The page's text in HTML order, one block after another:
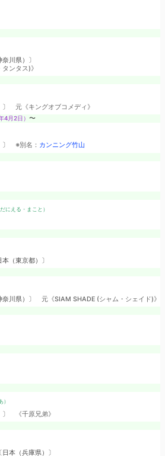
奈川県）〕
ンタス)》
〕 元《キングオブコメディ》
4月2日） 〜
〕 ※別名： カンニング竹山
にえる・まこと）
（東京都）〕
奈川県）〕 元《SIAM SHADE (シャム・シェイド)》
）
〕
《千原兄弟》
本（兵庫県）〕